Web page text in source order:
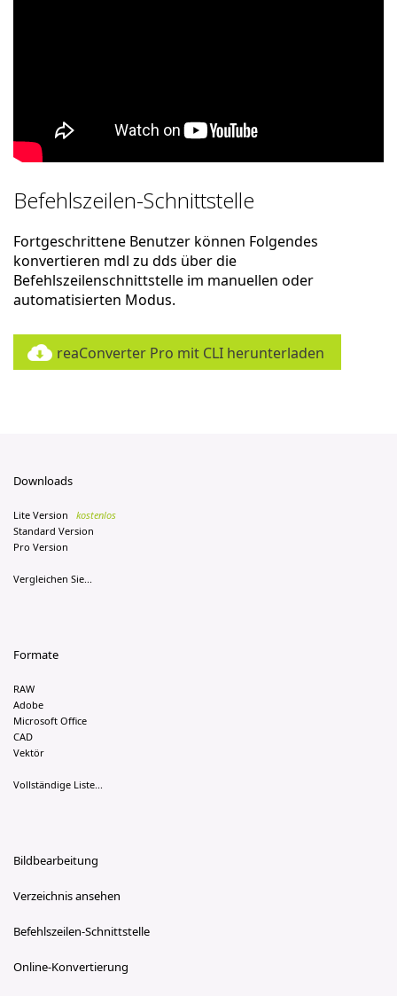
Befehlszeilen-Schnittstelle
Fortgeschrittene Benutzer können Folgendes
konvertieren mdl zu dds über die
Befehlszeilenschnittstelle im manuellen oder
automatisierten Modus.
reaConverter Pro mit CLI herunterladen
Downloads
Lite Version
kostenlos
Standard Version
Pro Version
Vergleichen Sie...
Formate
RAW
Adobe
Microsoft Office
CAD
Vektör
Vollständige Liste...
Bildbearbeitung
Verzeichnis ansehen
Befehlszeilen-Schnittstelle
Online-Konvertierung